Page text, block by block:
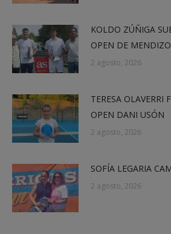
KOLDO ZÚÑIGA
OPEN DE
2 agosto, 2026
TERESA OLAVERRI
OPEN DANI USÓN
2 agosto, 2026
SOFÍA LEGARIA
2 agosto, 2026